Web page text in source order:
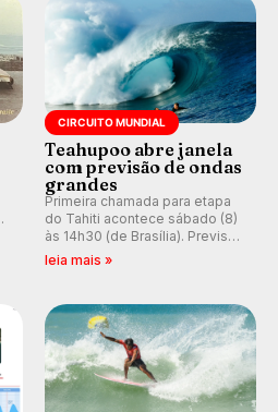
CIRCUITO MUNDIAL
Teahupoo abre janela
com previsão de ondas
grandes
Primeira chamada para etapa
do Tahiti acontece sábado (8)
às 14h30 (de Brasília). Previsão
indica swell consistente.
Kelly Slater convidado.
leia mais »